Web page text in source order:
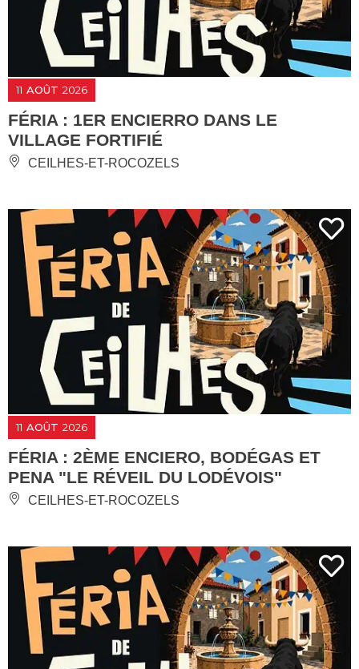
11 AOÛT 2026
FÉRIA : 1ER ENCIERRO DANS LE
VILLAGE FORTIFIÉ
CEILHES-ET-ROCOZELS
11 AOÛT 2026
FÉRIA : 2ÈME ENCIERO, BODÉGAS ET
PENA "LE RÉVEIL DU LODÉVOIS"
CEILHES-ET-ROCOZELS